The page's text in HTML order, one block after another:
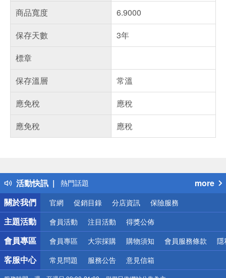
商品寬度
6.9000
保存天數
3年
標章
保存溫層
常溫
應免稅
應稅
應免稅
應稅
活動快訊
得獎公告
熱門話題
銀行優惠
偏遠地區配送
詐騙網頁！請小心！
more
關於我們
官網 促銷目錄 分店資訊 保險服務
主題活動 會員活動 注目活動 得獎公佈
會員專區 會員專區 大宗採購 購物須知 會員服務條款 隱
客服中心 常見問題 服務公告 意見信箱